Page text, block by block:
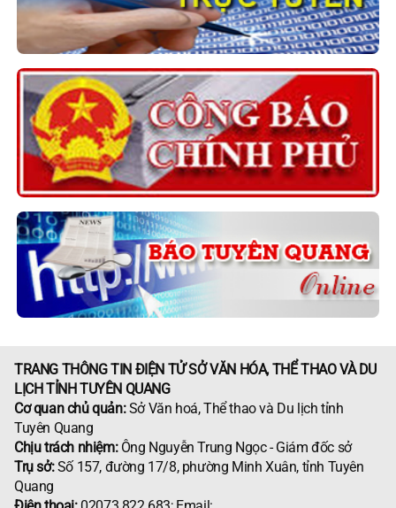
TRANG THÔNG TIN ĐIỆN TỬ SỞ VĂN HÓA, THỂ THAO VÀ DU
LỊCH TỈNH TUYÊN QUANG
Cơ quan chủ quản:Sở Văn hoá, Thể thao và Du lịch tỉnh
Tuyên Quang
Chịu trách nhiệm:Ông Nguyễn Trung Ngọc - Giám đốc sở
Trụ sở:Số 157, đường 17/8, phường Minh Xuân, tỉnh Tuyên
Quang